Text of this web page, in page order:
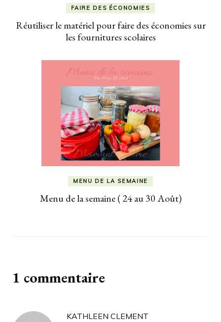
FAIRE DES ÉCONOMIES
Réutiliser le matériel pour faire des économies sur
les fournitures scolaires
MENU DE LA SEMAINE
Menu de la semaine ( 24 au 30 Août)
1 commentaire
KATHLEEN CLEMENT